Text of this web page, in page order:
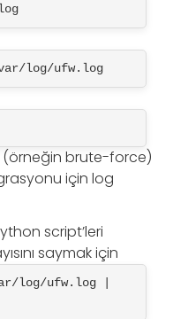
var/log/ufw.log
(örneğin brute-force)
için log
script’leri
saymak için
log/ufw.log |